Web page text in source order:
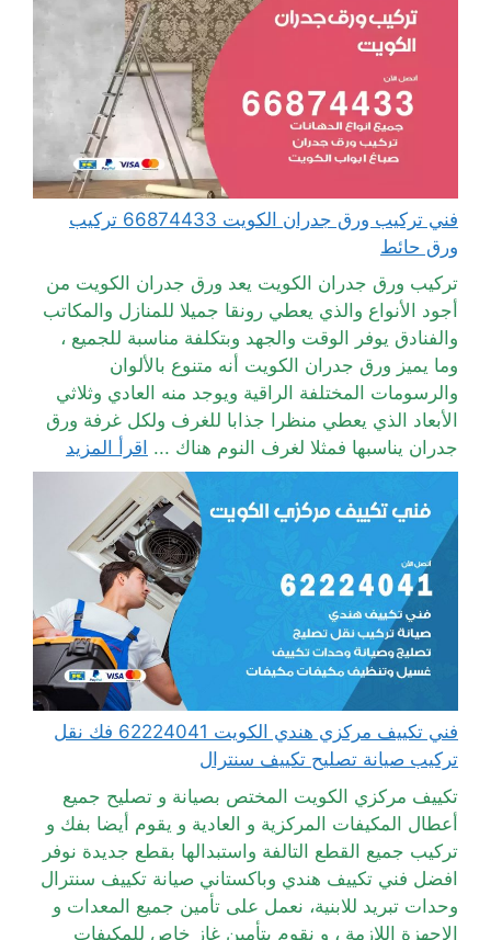
فني تركيب ورق جدران الكويت 66874433 تركيب
ورق حائط
تركيب ورق جدران الكويت يعد ورق جدران الكويت من
أجود الأنواع والذي يعطي رونقا جميلا للمنازل والمكاتب
والفنادق يوفر الوقت والجهد وبتكلفة مناسبة للجميع ،
وما يميز ورق جدران الكويت أنه متنوع بالألوان
والرسومات المختلفة الراقية ويوجد منه العادي وثلاثي
الأبعاد الذي يعطي منظرا جذابا للغرف ولكل غرفة ورق
جدران يناسبها فمثلا لغرف النوم هناك ... اقرأ المزيد
فني تكييف مركزي هندي الكويت 62224041 فك نقل
تركيب صيانة تصليح تكييف سنترال
تكييف مركزي الكويت المختص بصيانة و تصليح جميع
أعطال المكيفات المركزية و العادية و يقوم أيضا بفك و
تركيب جميع القطع التالفة واستبدالها بقطع جديدة نوفر
افضل فني تكييف هندي وباكستاني صيانة تكييف سنترال
وحدات تبريد للابنية، نعمل على تأمين جميع المعدات و
الاجهزة اللازمة ، و نقوم بتأمين غاز خاص للمكيفات